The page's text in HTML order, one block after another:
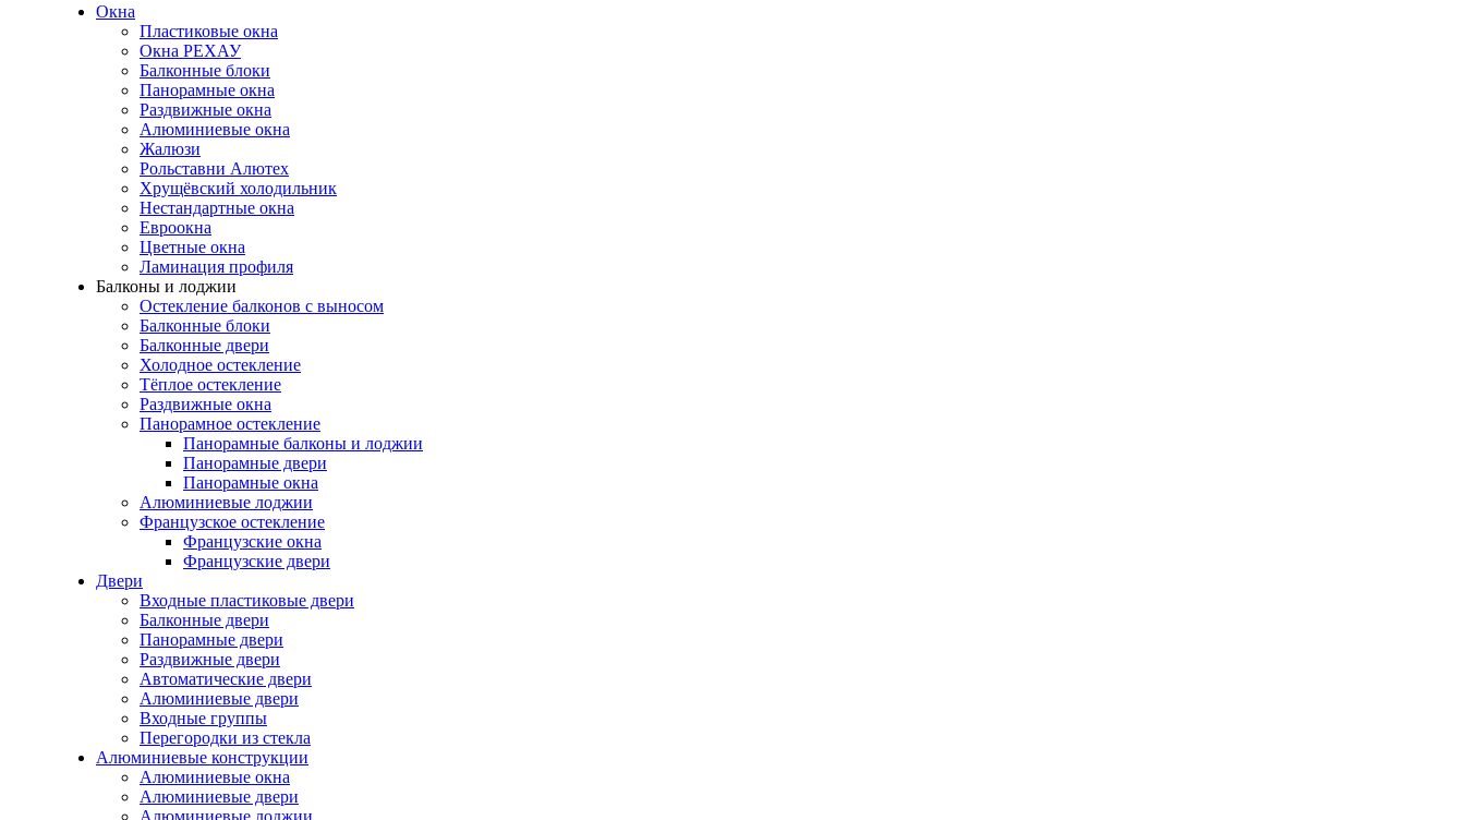
Окна
Пластиковые окна
Окна РЕХАУ
Балконные блоки
Панорамные окна
Раздвижные окна
Алюминиевые окна
Жалюзи
Рольставни Алютех
Хрущёвский холодильник
Нестандартные окна
Евроокна
Цветные окна
Ламинация профиля
Балконы и лоджии
Остекление балконов с выносом
Балконные блоки
Балконные двери
Холодное остекление
Тёплое остекление
Раздвижные окна
Панорамное остекление
Панорамные балконы и лоджии
Панорамные двери
Панорамные окна
Алюминиевые лоджии
Французское остекление
Французские окна
Французские двери
Двери
Входные пластиковые двери
Балконные двери
Панорамные двери
Раздвижные двери
Автоматические двери
Алюминиевые двери
Входные группы
Перегородки из стекла
Алюминиевые конструкции
Алюминиевые окна
Алюминиевые двери
Алюминиевые лоджии